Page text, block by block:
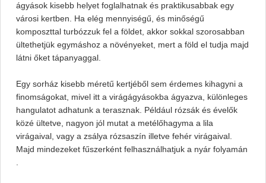
ágyások kisebb helyet foglalhatnak és praktikusabbak egy
városi kertben. Ha elég mennyiségű, és minőségű
komposzttal turbózzuk fel a földet, akkor sokkal szorosabban
ültethetjük egymáshoz a növényeket, mert a föld el tudja majd
látni őket tápanyaggal.
Egy sorház kisebb méretű kertjéből sem érdemes kihagyni a
finomságokat, mivel itt a virágágyásokba ágyazva, különleges
hangulatot adhatunk a terasznak. Például rózsák és évelők
közé ültetve, nagyon jól mutat a metélőhagyma a lila
virágaival, vagy a zsálya rózsaszín illetve fehér virágaival.
Majd mindezeket fűszerként felhasználhatjuk a nyár folyamán